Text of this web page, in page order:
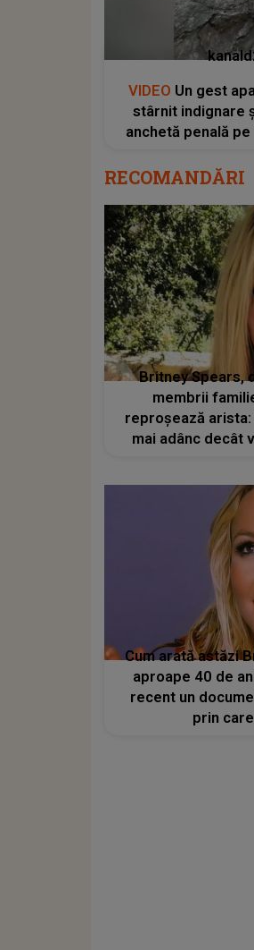
VIDEO Un gest
stârnit indignare
anchetă penală
RECOMANDĂRI
Britney Spears,
membrii
reproșează
mai adânc decât
Cum arată astăzi
aproape 40 de
recent un
prin